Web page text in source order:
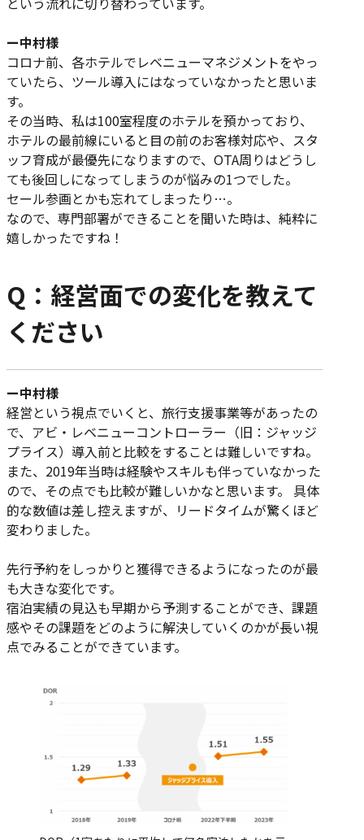
ー中村様
コロナ前、各ホテルでレベニューマネジメントをやっ
ていたら、ツール導入にはなっていなかったと思いま
す。
その当時、私は100室程度のホテルを預かっており、
ホテルの最前線にいると目の前のお客様対応や、スタ
ッフ育成が最優先になりますので、OTA周りはどうし
ても後回しになってしまうのが悩みの1つでした。
セール参画とかも忘れてしまったり…。
なので、専門部署ができることを聞いた時は、純粋に
嬉しかったですね！
Q：経営面での変化を教えて
ください
ー中村様
経営という視点でいくと、旅行支援事業等があったの
で、アビ・レベニューコントローラー（旧：ジャッジ
プライス）導入前と比較をすることは難しいですね。
また、2019年当時は経験やスキルも伴っていなかった
ので、その点でも比較が難しいかなと思います。 具体
的な数値は差し控えますが、リードタイムが驚くほど
変わりました。
先行予約をしっかりと獲得できるようになったのが最
も大きな変化です。
宿泊実績の見込も早期から予測することができ、課題
感やその課題をどのように解決していくのかが長い視
点でみることができています。